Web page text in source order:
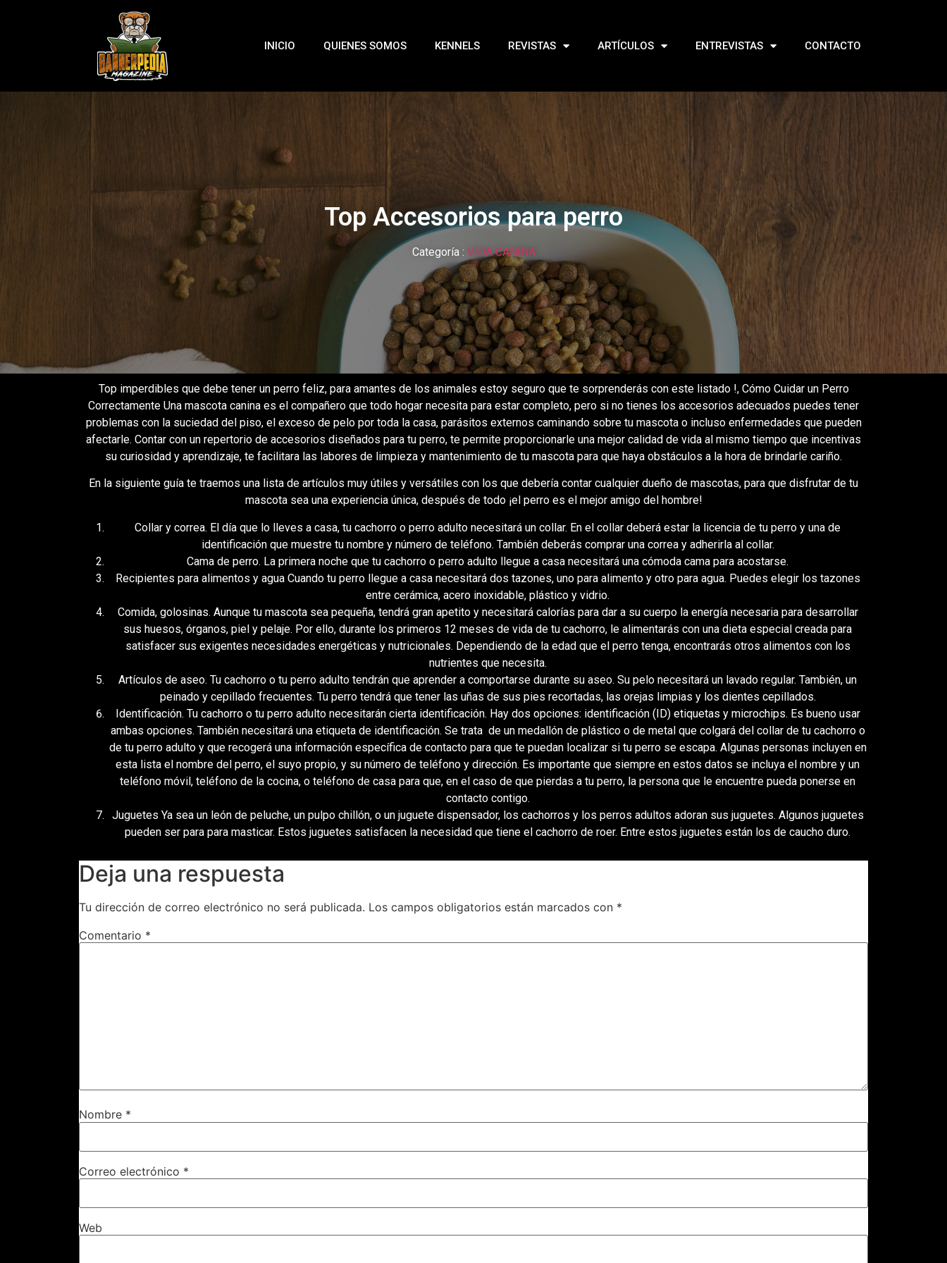
INICIO QUIENES SOMOS KENNELS REVISTAS ARTÍCULOS ENTREVISTAS CONTACTO
Top Accesorios para perro
Categoría : VIDA CANINA
Top imperdibles que debe tener un perro feliz, para amantes de los animales estoy seguro que te sorprenderás con este listado !, Cómo Cuidar un Perro
Correctamente Una mascota canina es el compañero que todo hogar necesita para estar completo, pero si no tienes los accesorios adecuados puedes tener
problemas con la suciedad del piso, el exceso de pelo por toda la casa, parásitos externos caminando sobre tu mascota o incluso enfermedades que pueden
afectarle. Contar con un repertorio de accesorios diseñados para tu perro, te permite proporcionarle una mejor calidad de vida al mismo tiempo que incentivas
su curiosidad y aprendizaje, te facilitara las labores de limpieza y mantenimiento de tu mascota para que haya obstáculos a la hora de brindarle cariño.
En la siguiente guía te traemos una lista de artículos muy útiles y versátiles con los que debería contar cualquier dueño de mascotas, para que disfrutar de tu
mascota sea una experiencia única, después de todo ¡el perro es el mejor amigo del hombre!
Collar y correa. El día que lo lleves a casa, tu cachorro o perro adulto necesitará un collar. En el collar deberá estar la licencia de tu perro y una de
identificación que muestre tu nombre y número de teléfono. También deberás comprar una correa y adherirla al collar.
Cama de perro. La primera noche que tu cachorro o perro adulto llegue a casa necesitará una cómoda cama para acostarse.
Recipientes para alimentos y agua Cuando tu perro llegue a casa necesitará dos tazones, uno para alimento y otro para agua. Puedes elegir los tazones
entre cerámica, acero inoxidable, plástico y vidrio.
Comida, golosinas. Aunque tu mascota sea pequeña, tendrá gran apetito y necesitará calorías para dar a su cuerpo la energía necesaria para desarrollar
sus huesos, órganos, piel y pelaje. Por ello, durante los primeros 12 meses de vida de tu cachorro, le alimentarás con una dieta especial creada para
satisfacer sus exigentes necesidades energéticas y nutricionales. Dependiendo de la edad que el perro tenga, encontrarás otros alimentos con los
nutrientes que necesita.
Artículos de aseo. Tu cachorro o tu perro adulto tendrán que aprender a comportarse durante su aseo. Su pelo necesitará un lavado regular. También, un
peinado y cepillado frecuentes. Tu perro tendrá que tener las uñas de sus pies recortadas, las orejas limpias y los dientes cepillados.
Identificación. Tu cachorro o tu perro adulto necesitarán cierta identificación. Hay dos opciones: identificación (ID) etiquetas y microchips. Es bueno usar
ambas opciones. También necesitará una etiqueta de identificación. Se trata de un medallón de plástico o de metal que colgará del collar de tu cachorro o
de tu perro adulto y que recogerá una información específica de contacto para que te puedan localizar si tu perro se escapa. Algunas personas incluyen en
esta lista el nombre del perro, el suyo propio, y su número de teléfono y dirección. Es importante que siempre en estos datos se incluya el nombre y un
teléfono móvil, teléfono de la cocina, o teléfono de casa para que, en el caso de que pierdas a tu perro, la persona que le encuentre pueda ponerse en
contacto contigo.
Juguetes Ya sea un león de peluche, un pulpo chillón, o un juguete dispensador, los cachorros y los perros adultos adoran sus juguetes. Algunos juguetes
pueden ser para para masticar. Estos juguetes satisfacen la necesidad que tiene el cachorro de roer. Entre estos juguetes están los de caucho duro.
Deja una respuesta
Tu dirección de correo electrónico no será publicada. Los campos obligatorios están marcados con *
Comentario *
Nombre *
Correo electrónico *
Web